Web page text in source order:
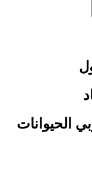
الحيوانات